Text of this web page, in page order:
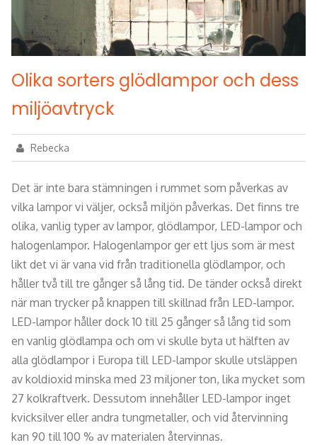
Olika sorters glödlampor och dess
miljöavtryck
Rebecka
Det är inte bara stämningen i rummet som påverkas av
vilka lampor vi väljer, också miljön påverkas. Det finns tre
olika, vanlig typer av lampor, glödlampor, LED-lampor och
halogenlampor. Halogenlampor ger ett ljus som är mest
likt det vi är vana vid från traditionella glödlampor, och
håller två till tre gånger så lång tid. De tänder också direkt
när man trycker på knappen till skillnad från LED-lampor.
LED-lampor håller dock 10 till 25 gånger så lång tid som
en vanlig glödlampa och om vi skulle byta ut hälften av
alla glödlampor i Europa till LED-lampor skulle utsläppen
av koldioxid minska med 23 miljoner ton, lika mycket som
27 kolkraftverk. Dessutom innehåller LED-lampor inget
kvicksilver eller andra tungmetaller, och vid återvinning
kan 90 till 100 % av materialen återvinnas.